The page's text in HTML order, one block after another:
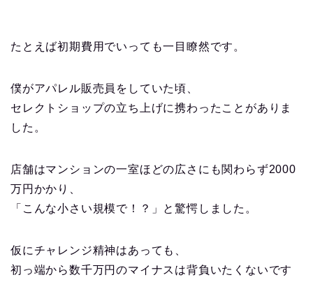
たとえば初期費用でいっても一目瞭然です。
僕がアパレル販売員をしていた頃、
セレクトショップの立ち上げに携わったことがありま
した。
店舗はマンションの一室ほどの広さにも関わらず2000
万円かかり、
「こんな小さい規模で！？」と驚愕しました。
仮にチャレンジ精神はあっても、
初っ端から数千万円のマイナスは背負いたくないです